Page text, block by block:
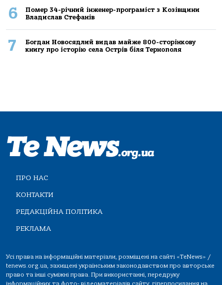
6
Помер 34-річний інженер-програміст з Козівщини
Владислав Стефанів
7
Богдан Новосядлий видав майже 800-сторінкову
книгу про історію села Острів біля Тернополя
ПРО НАС
КОНТАКТИ
РЕДАКЦІЙНА ПОЛІТИКА
РЕКЛАМА
Усі права на інформаційні матеріали, розміщені на сайті «TeNews» /
tenews.org.ua, захищені українським законодавством про авторське
право та інші суміжні права. При використанні, передруку
інформаційних та фото-,відеоматеріалів сайту, гіперпосилання на